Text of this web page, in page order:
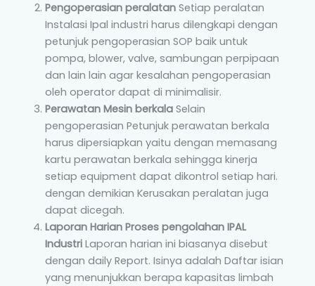
Pengoperasian peralatan Setiap peralatan
Instalasi Ipal industri harus dilengkapi dengan
petunjuk pengoperasian SOP baik untuk
pompa, blower, valve, sambungan perpipaan
dan lain lain agar kesalahan pengoperasian
oleh operator dapat di minimalisir.
Perawatan Mesin berkala Selain
pengoperasian Petunjuk perawatan berkala
harus dipersiapkan yaitu dengan memasang
kartu perawatan berkala sehingga kinerja
setiap equipment dapat dikontrol setiap hari.
dengan demikian Kerusakan peralatan juga
dapat dicegah.
Laporan Harian Proses pengolahan IPAL
Industri Laporan harian ini biasanya disebut
dengan daily Report. Isinya adalah Daftar isian
yang menunjukkan berapa kapasitas limbah